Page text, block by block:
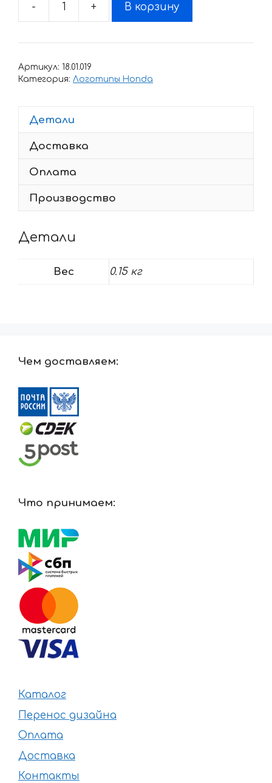
-
Количество
Наклейка
CBR-
+ В корзину
Артикул: 18.01.019
Категория: Логотипы Honda
Детали
Доставка
Оплата
Производство
Детали
Вес 0.15 кг
Чем доставляем:
Что принимаем:
Каталог
Перенос дизайна
Оплата
Доставка
Контакты